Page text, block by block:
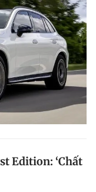
Edition: ‘Chất